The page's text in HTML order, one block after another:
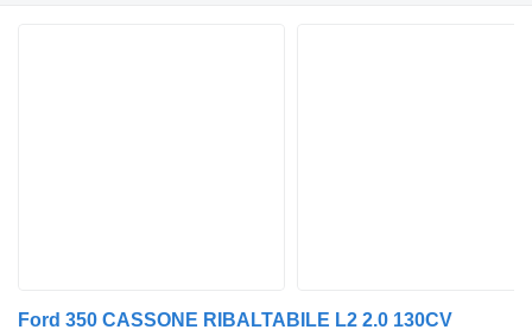
Ford 350 CASSONE RIBALTABILE L2 2.0 130CV